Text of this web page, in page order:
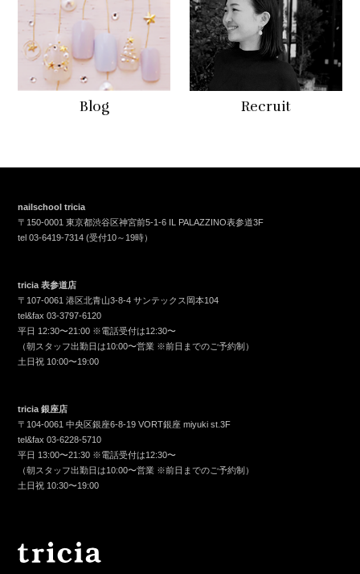
Blog Recruit
nailschool tricia
〒150-0001 東京都渋谷区神宮前5-1-6 IL PALAZZINO表参道3F
tel03-6419-7314 (受付10～19時）
tricia 表参道店
〒107-0061 港区北青山3-8-4 サンテックス岡本104
tel&fax03-3797-6120
平日 12:30〜21:00 ※電話受付は12:30〜
（朝スタッフ出勤日は10:00〜営業 ※前日までのご予約制）
土日祝 10:00〜19:00
tricia 銀座店
〒104-0061 中央区銀座6-8-19 VORT銀座 miyuki st.3F
tel&fax03-6228-5710
平日 13:00〜21:30 ※電話受付は12:30〜
（朝スタッフ出勤日は10:00〜営業 ※前日までのご予約制）
土日祝 10:30〜19:00